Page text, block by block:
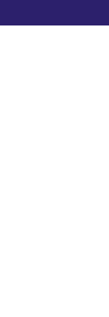
plus rarement,
etc.).
patrimoine
moins adapté
plusieurs